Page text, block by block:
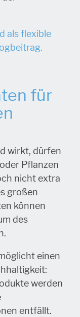
als flexible
für
wirkt, dürfen
Pflanzen
nicht extra
großen
können
des
einen
werden
entfällt.